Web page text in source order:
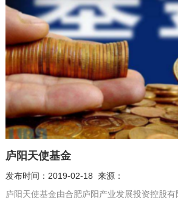
庐阳天使基金
发布时间：2019-02-18 来源：
庐阳天使基金由合肥庐阳产业发展投资控股